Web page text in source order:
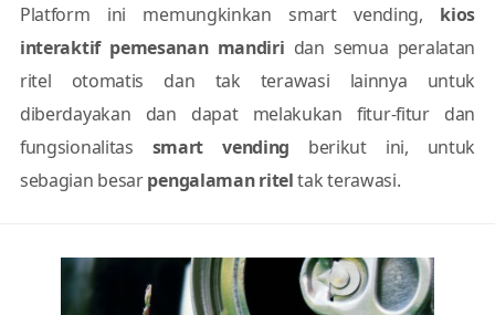
Platform ini memungkinkan smart vending, kios
interaktif pemesanan mandiri dan semua peralatan
ritel otomatis dan tak terawasi lainnya untuk
diberdayakan dan dapat melakukan fitur-fitur dan
fungsionalitas smart vending berikut ini, untuk
sebagian besarpengalaman riteltak terawasi.